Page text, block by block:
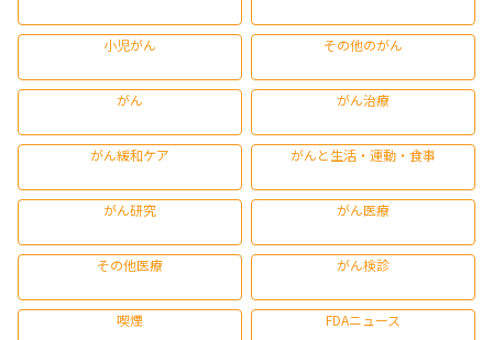
小児がん その他のがん
がん がん治療
がん緩和ケア がんと生活・運動・食事
がん研究 がん医療
その他医療 がん検診
喫煙 FDAニュース